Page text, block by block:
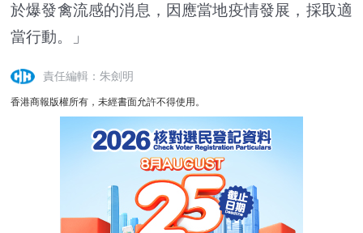
於爆發禽流感的消息，因應當地疫情發展，採取適
當行動。」
責任編輯：朱劍明
香港商報版權所有，未經書面允許不得使用。